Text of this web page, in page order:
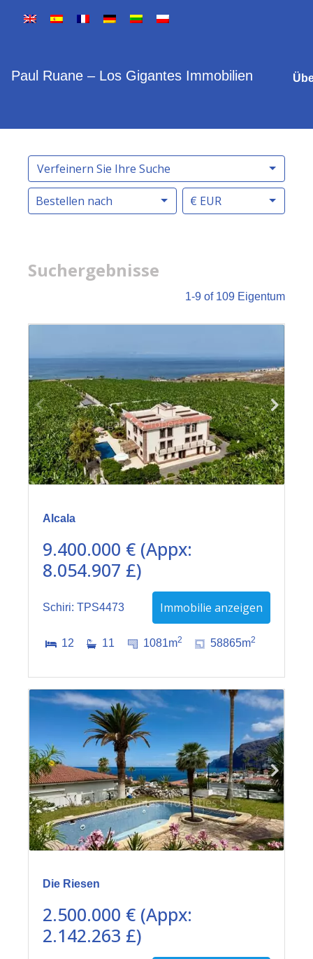
Paul Ruane – Los Gigantes Immobilien
Verfeinern Sie Ihre Suche
Bestellen nach € EUR
Suchergebnisse
1-9 of 109 Eigentum
Alcala
9.400.000 € (Appx:
8.054.907 £)
Schiri: TPS4473 Immobilie anzeigen
12 11 1081m2 58865m2
Die Riesen
2.500.000 € (Appx:
2.142.263 £)